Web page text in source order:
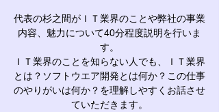
代表の杉之間がＩＴ業界のことや弊社の事業
内容、魅力について40分程度説明を行いま
す。
ＩＴ業界のことを知らない人でも、ＩＴ業界
とは？ソフトウエア開発とは何か？この仕事
のやりがいは何か？を理解しやすくお話させ
ていただきます。